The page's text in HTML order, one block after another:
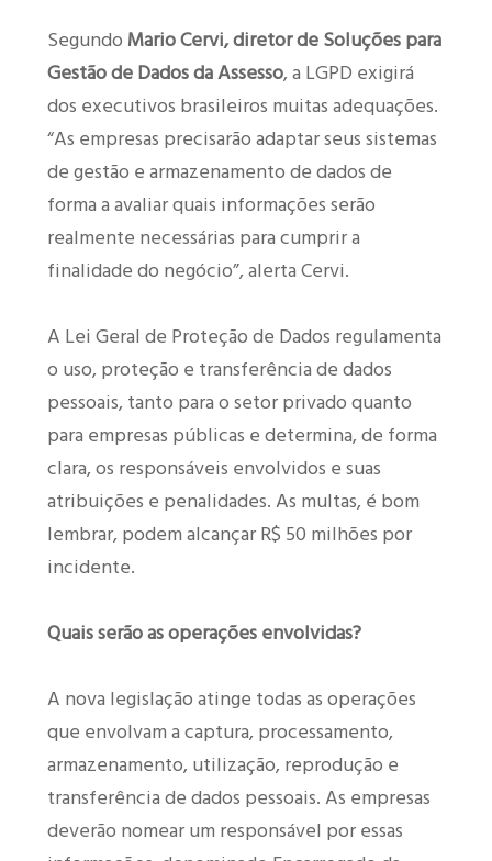
Segundo Mario Cervi, diretor de Soluções para
Gestão de Dados da Assesso, a LGPD exigirá
dos executivos brasileiros muitas adequações.
“As empresas precisarão adaptar seus sistemas
de gestão e armazenamento de dados de
forma a avaliar quais informações serão
realmente necessárias para cumprir a
finalidade do negócio”, alerta Cervi.
A Lei Geral de Proteção de Dados regulamenta
o uso, proteção e transferência de dados
pessoais, tanto para o setor privado quanto
para empresas públicas e determina, de forma
clara, os responsáveis envolvidos e suas
atribuições e penalidades. As multas, é bom
lembrar, podem alcançar R$ 50 milhões por
incidente.
Quais serão as operações envolvidas?
A nova legislação atinge todas as operações
que envolvam a captura, processamento,
armazenamento, utilização, reprodução e
transferência de dados pessoais. As empresas
deverão nomear um responsável por essas